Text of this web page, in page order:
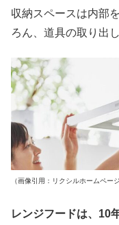
収納スペースは内部
ろん、道具の取り出
（画像引用：リクシルホームペー
レンジフードは、10